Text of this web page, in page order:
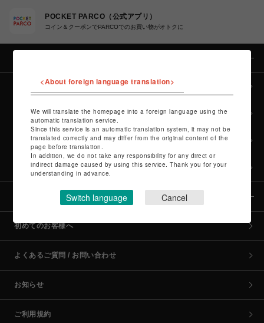
POCKET PARCO（公式アプリ）
コイン＆クーポンでPARCOでのお買い物がオトクに
全カテゴリーから探す
culture TOP
POP-UP SHOP TOP
PARCO GAMES TOP
全国のPARCO店舗
初めてのお客様へ
よくあるご質問 / お問い合わせ
お知らせ
ご利用規約
<About foreign language translation>
We will translate the homepage into a foreign language using the
automatic translation service.
Since this service is an automatic translation system, it may not be
translated correctly and may differ from the original content of the
page before translation.
In addition, we do not take any responsibility for any direct or
indirect damage caused by using this service. Thank you for your
understanding in advance.
Switch language Cancel